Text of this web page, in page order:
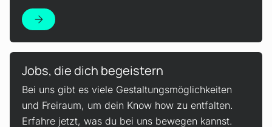
Jobs, die dich begeistern
Bei uns gibt es viele Gestaltungsmöglichkeiten
und Freiraum, um dein Know how zu entfalten.
Erfahre jetzt, was du bei uns bewegen kannst.